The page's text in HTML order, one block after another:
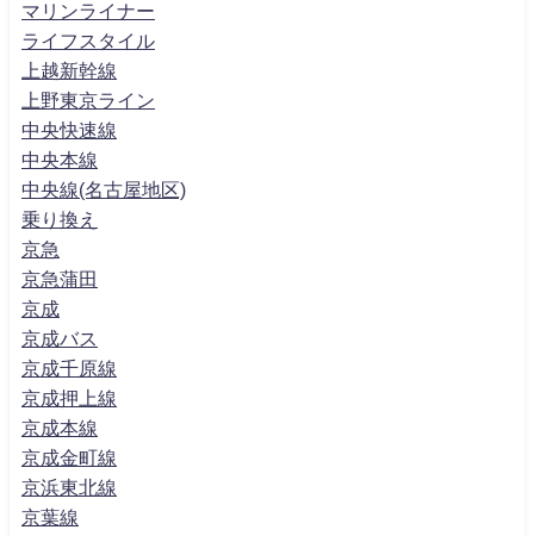
マリンライナー
ライフスタイル
上越新幹線
上野東京ライン
中央快速線
中央本線
中央線(名古屋地区)
乗り換え
京急
京急蒲田
京成
京成バス
京成千原線
京成押上線
京成本線
京成金町線
京浜東北線
京葉線